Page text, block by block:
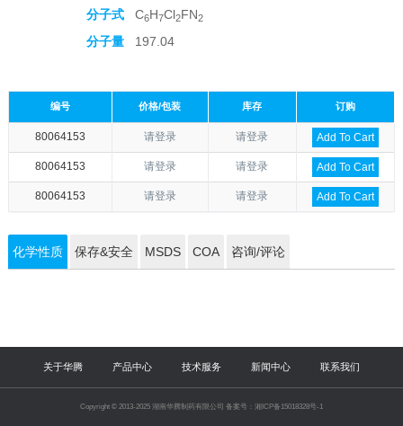
分子式
C6H7Cl2FN2
分子量 197.04
编号 价格/包装 库存 订购
80064153 请登录 请登录 Add To Cart
80064153 请登录 请登录 Add To Cart
80064153 请登录 请登录 Add To Cart
化学性质 保存&安全 MSDS COA 咨询/评论
关于华腾 产品中心 技术服务 新闻中心 联系我们
Copyright © 2013-2025 湖南华腾制药有限公司 备案号：湘ICP备15018328号-1